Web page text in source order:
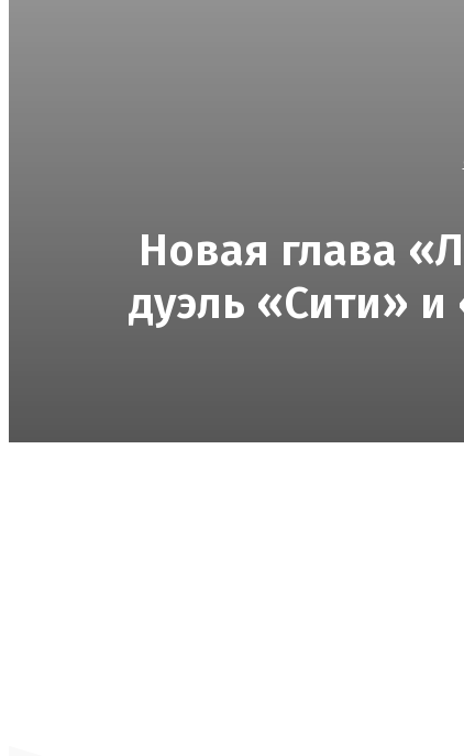
Новая глава
дуэль «Сити»